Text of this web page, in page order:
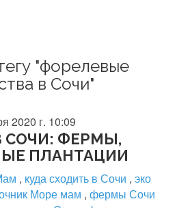
"форелевые
в Сочи"
2020 г. 10:09
СОЧИ: ФЕРМЫ,
ПЛАНТАЦИИ
, куда сходить в Сочи , эко
Море мам , фермы Сочи